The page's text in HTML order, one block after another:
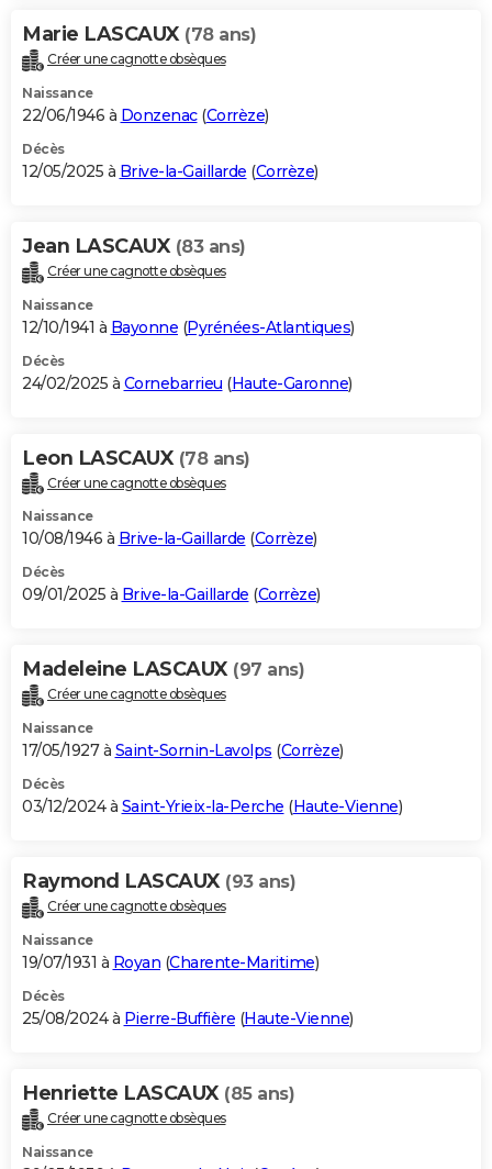
Marie LASCAUX (78 ans)
Créer une cagnotte obsèques
Naissance
22/06/1946 à Donzenac(Corrèze)
Décès
12/05/2025 à Brive-la-Gaillarde (Corrèze)
Jean LASCAUX (83 ans)
Créer une cagnotte obsèques
Naissance
12/10/1941 à Bayonne (Pyrénées-Atlantiques)
Décès
24/02/2025 à Cornebarrieu (Haute-Garonne)
Leon LASCAUX (78 ans)
Créer une cagnotte obsèques
Naissance
10/08/1946 à Brive-la-Gaillarde (Corrèze)
Décès
09/01/2025 à Brive-la-Gaillarde (Corrèze)
Madeleine LASCAUX (97 ans)
Créer une cagnotte obsèques
Naissance
17/05/1927 à Saint-Sornin-Lavolps (Corrèze)
Décès
03/12/2024 à Saint-Yrieix-la-Perche (Haute-Vienne)
Raymond LASCAUX (93 ans)
Créer une cagnotte obsèques
Naissance
19/07/1931 à Royan (Charente-Maritime)
Décès
25/08/2024 à Pierre-Buffière (Haute-Vienne)
Henriette LASCAUX (85 ans)
Créer une cagnotte obsèques
Naissance